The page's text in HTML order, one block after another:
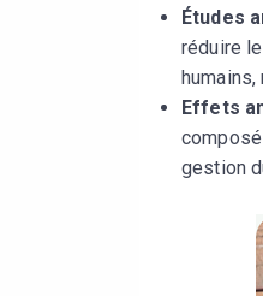
Études
réduire
Effets
gestion